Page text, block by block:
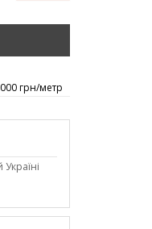
грн/метр
Україні